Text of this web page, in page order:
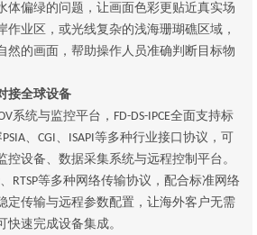
体偏绿的问题，让画面色彩更贴近真实场
作业区，或光线复杂的浅海珊瑚礁区域，
然的画面，帮助操作人员准确判断目标物
接全球设备
系统与监控平台， FD-DS-IPCE全面支持标
PSIA、 CGI、 ISAPI等多种行业接口协议，可
控设备、数据采集系统与远程控制平台。
、 RTSP等多种网络传输协议，配合标准网络
定传输与远程参数配置，让海外客户无需
速完成设备集成。